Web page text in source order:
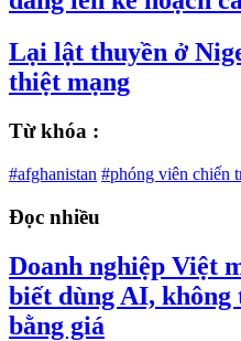
Lại lật thuyền ở
thiệt mạng
Từ khóa :
#afghanistan #phóng viên chiến
Đọc nhiều
Doanh nghiệp Việt
biết dùng AI, không
bằng giá